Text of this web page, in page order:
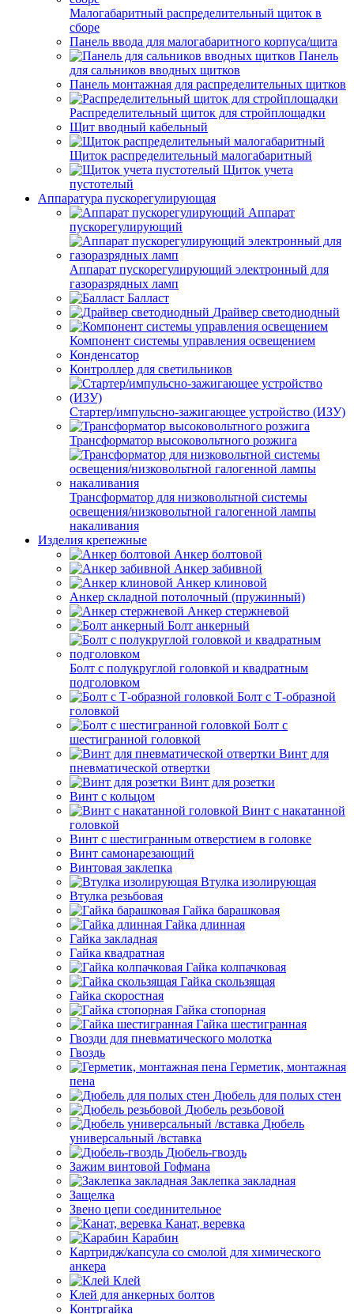
Малогабаритный распределительный щиток в
сборе
Панель ввода для малогабаритного корпуса/щита
Панель
для сальников вводных щитков
Панель монтажная для распределительных щитков
Распределительный щиток для стройплощадки
Щит вводный кабельный
Щиток распределительный малогабаритный
Щиток учета
пустотелый
Аппаратура пускорегулирующая
Аппарат
пускорегулирующий
Аппарат пускорегулирующий электронный для
газоразрядных ламп
Балласт
Драйвер светодиодный
Компонент системы управления освещением
Конденсатор
Контроллер для светильников
Стартер/импульсно-зажигающее устройство (ИЗУ)
Трансформатор высоковольтного розжига
Трансформатор для низковольтной системы
освещения/низковольтной галогенной лампы
накаливания
Изделия крепежные
Анкер болтовой
Анкер забивной
Анкер клиновой
Анкер складной потолочный (пружинный)
Анкер стержневой
Болт анкерный
Болт с полукруглой головкой и квадратным
подголовком
Болт с Т-образной
головкой
Болт с
шестигранной головкой
Винт для
пневматической отвертки
Винт для розетки
Винт с кольцом
Винт с накатанной
головкой
Винт с шестигранным отверстием в головке
Винт самонарезающий
Винтовая заклепка
Втулка изолирующая
Втулка резьбовая
Гайка барашковая
Гайка длинная
Гайка закладная
Гайка квадратная
Гайка колпачковая
Гайка скользящая
Гайка скоростная
Гайка стопорная
Гайка шестигранная
Гвозди для пневматического молотка
Гвоздь
Герметик, монтажная
пена
Дюбель для полых стен
Дюбель резьбовой
Дюбель
универсальный /вставка
Дюбель-гвоздь
Зажим винтовой Гофмана
Заклепка закладная
Защелка
Звено цепи соединительное
Канат, веревка
Карабин
Картридж/капсула со смолой для химического
анкера
Клей
Клей для анкерных болтов
Контргайка